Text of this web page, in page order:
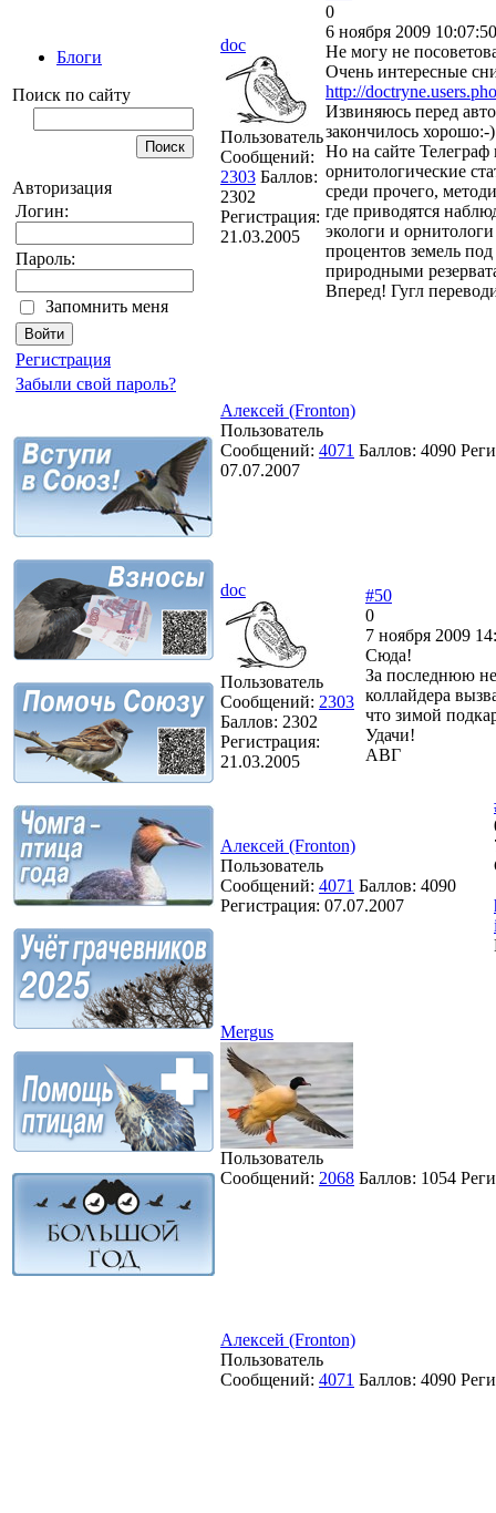
Блоги
Поиск по сайту
Авторизация
Логин:
Пароль:
Запомнить меня
Регистрация
Забыли свой пароль?
doc
Пользователь
Сообщений:
2303 Баллов:
2302
Регистрация:
21.03.2005
0
6 ноября 2009 10:07:50
Не могу не
Очень интересные
http://
Извиняюсь перед
закончилось хорошо:-
Но на сайте
орнитологические
среди прочего,
где приводятся
экологи и
процентов земель
природными
Вперед! Гугл
Алексей (Fronton)
Пользователь
Сообщений: 4071 Баллов: 4090
07.07.2007
doc
Пользователь
Сообщений: 2303
Баллов: 2302
Регистрация:
21.03.2005
#50
0
7 ноября 2009
Сюда!
За последнюю
коллайдера
что зимой
Удачи!
АВГ
Алексей (Fronton)
Пользователь
Сообщений: 4071 Баллов: 4090
Регистрация: 07.07.2007
Mergus
Пользователь
Сообщений: 2068 Баллов: 1054
Алексей (Fronton)
Пользователь
Сообщений: 4071 Баллов: 4090